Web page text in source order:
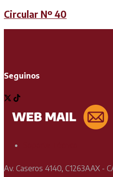
Circular Nº 40
Seguinos
Av. Caseros 4140, C1263AAX -